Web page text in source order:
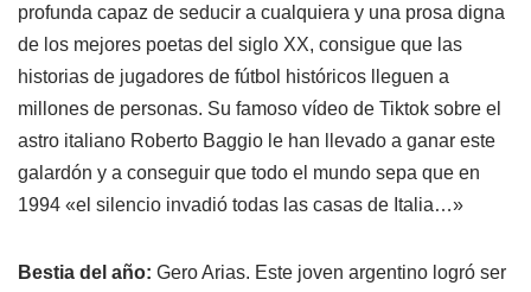
profunda capaz de seducir a cualquiera y una prosa digna
de los mejores poetas del siglo XX, consigue que las
historias de jugadores de fútbol históricos lleguen a
millones de personas. Su famoso vídeo de Tiktok sobre el
astro italiano Roberto Baggio le han llevado a ganar este
galardón y a conseguir que todo el mundo sepa que en
1994 «el silencio invadió todas las casas de Italia…»
Bestia del año: Gero Arias. Este joven argentino logró ser